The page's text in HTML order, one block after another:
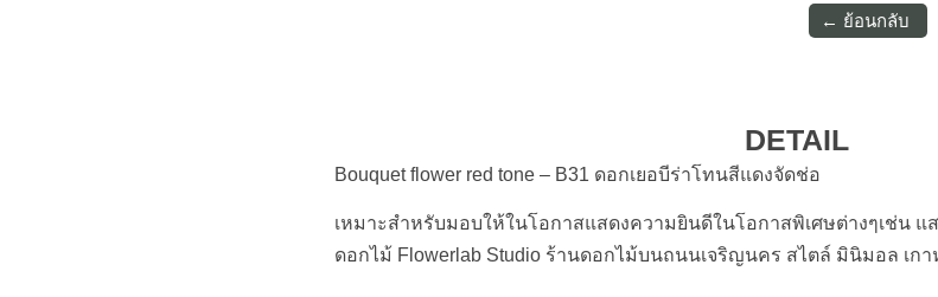
← ย้อนกลับ
DETAIL
Bouquet flower red tone – B31 ดอกเยอบีร่าโทนสีแดงจัดช่อ
เหมาะสำหรับมอบให้ในโอกาสแสดงความยินดีในโอกาสพิเศษต่างๆเช่น
ดอกไม้ Flowerlab Studio ร้านดอกไม้บนถนนเจริญนคร สไตล์ มินิมอล เกา